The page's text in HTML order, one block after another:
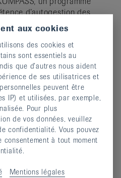
d’autogestion des
constituer une étape sur
qu’il puisse bénéficier d’un
ancrage plus large dans les
le grand chantier de la
à faire pour garantir
des processus de la
qu’une optimisation du
personnes concernées.
: Que
qui vous succédera à la
le rhumatisme ?
aux cookies
des cookies et
sont essentiels au
que d’autres nous aident
de ses utilisatrices et
peuvent être
IP) et utilisées, par exemple,
Pour plus
de vos données, veuillez
confidentialité. Vous pouvez
à tout moment
Mentions légales